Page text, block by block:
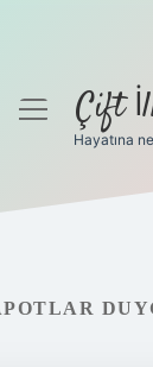
menüyüÇift
Hayatına